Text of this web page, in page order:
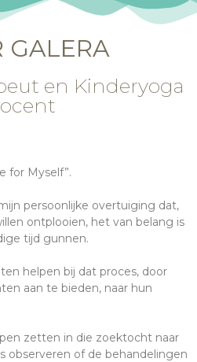
GALERA
en Kinderyoga
for Myself”.
persoonlijke overtuiging dat,
ontplooien, het van belang is
tijd gunnen.
helpen bij dat proces, door
aan te bieden, naar hun
zetten in die zoektocht naar
observeren of de behandelingen